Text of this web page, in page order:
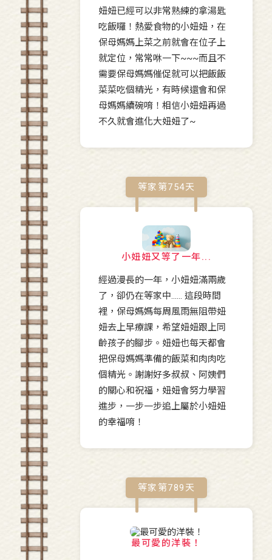
妞妞已經可以非常熟練的拿湯匙
吃飯囉！熱愛食物的小妞妞，在
保母媽媽上菜之前就會在位子上
就定位，常常咻一下~~~而且不
需要保母媽媽催促就可以把飯飯
菜菜吃個精光，有時候還會和保
母媽媽續碗唷！相信小妞妞再過
不久就會進化大妞妞了~
等家第754天
小妞妞又等了一年...
經過漫長的一年，小妞妞滿兩歲
了，卻仍在等家中...... 這段時間
裡，保母媽媽每周風雨無阻帶妞
妞去上早療課，希望妞妞跟上同
齡孩子的腳步。妞妞也每天都會
把保母媽媽準備的飯菜和肉肉吃
個精光。謝謝好多叔叔、阿姨們
的關心和祝福，妞妞會努力學習
進步，一步一步追上屬於小妞妞
的幸福唷！
等家第789 天
最可愛的洋裝！